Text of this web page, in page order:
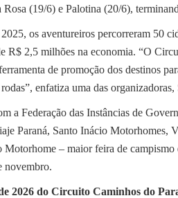
(19/6) e Palotina (20/6),
os aventureiros percorreram 50
R$ 2,5 milhões na economia. “O
de promoção dos destinos
enfatiza uma das
a Federação das Instâncias de
Paraná, Santo Inácio Motorhomes,
– maior feira de
novembro.
2026 do Circuito Caminhos do